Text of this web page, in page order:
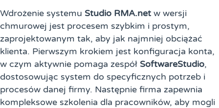
Wdrożenie systemu Studio RMA.netw wersji
chmurowej jest procesem szybkim i prostym,
zaprojektowanym tak, aby jak najmniej obciążać
klienta. Pierwszym krokiem jest konfiguracja konta,
w czym aktywnie pomaga zespół SoftwareStudio,
dostosowując system do specyficznych potrzeb i
procesów danej firmy. Następnie firma zapewnia
kompleksowe szkolenia dla pracowników, aby mogli